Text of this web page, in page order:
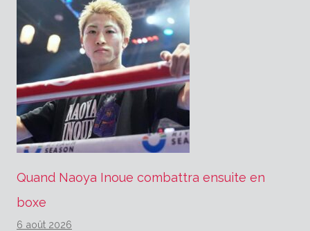
Quand Naoya Inoue combattra ensuite en
boxe
6 août 2026